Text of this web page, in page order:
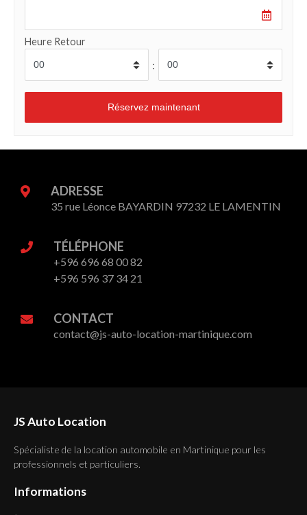
Heure Retour
:
ADRESSE
35 rue Léonce BAYARDIN 97232 LE LAMENTIN
TÉLÉPHONE
+596 696 68 00 82
+596 596 37 34 21
CONTACT
contact@js-auto-location-martinique.com
JS Auto Location
Spécialiste de la location automobile en Martinique pour les
professionnels et particuliers.
Informations